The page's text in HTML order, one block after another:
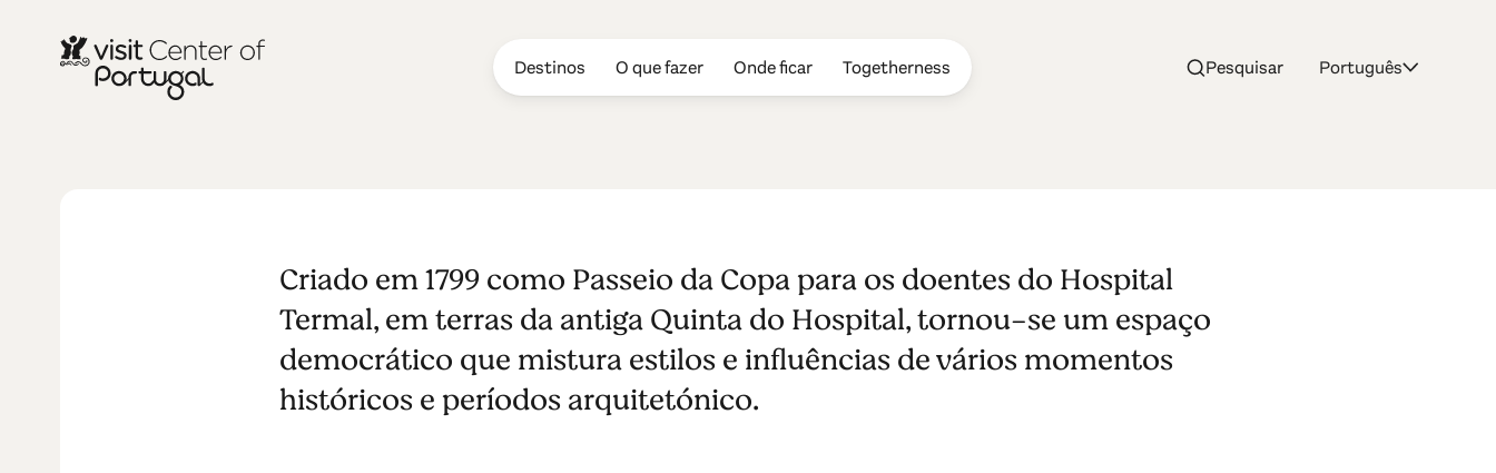
Destinos O que fazer Onde ficar Togetherness Pesquisar Português
Parque D. Carlos I
Criado em 1799 como Passeio da Copa para os doentes do Hospital
Termal, em terras da antiga Quinta do Hospital, tornou-se um espaço
democrático que mistura estilos e influências de vários momentos
históricos e períodos arquitetónico.